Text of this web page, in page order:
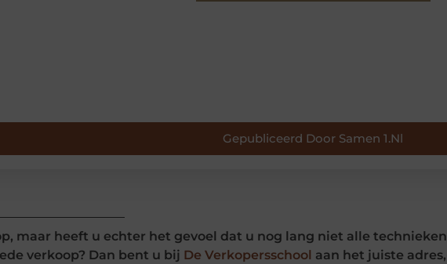
Gepubliceerd Door Samen 1.nl
maar heeft u echter het gevoel dat u nog lang niet alle
verkoop? Dan bent u bij De Verkopersschool aan het juiste